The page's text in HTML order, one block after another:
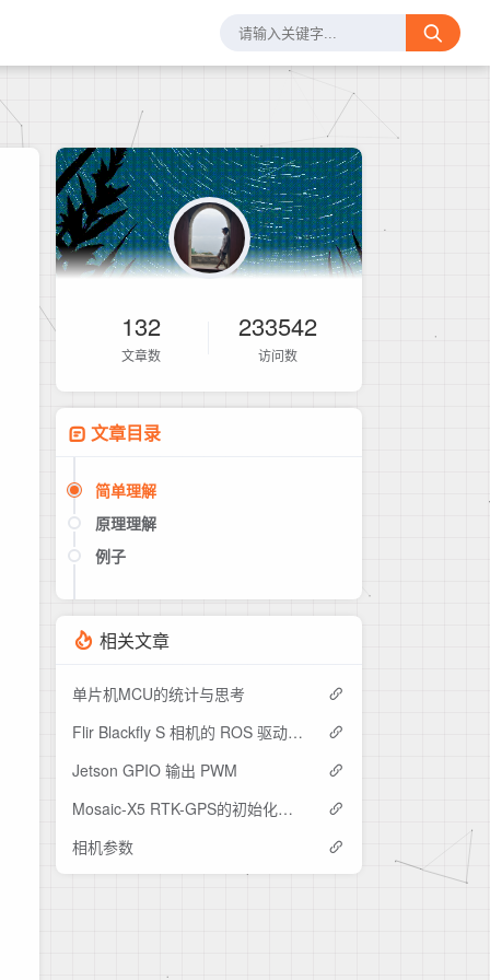
132
文章数
233542
访问数
文章目录
简单理解
原理理解
例子
相关文章
单片机MCU的统计与思考
Flir Blackfly S 相机的 ROS 驱动安装
Jetson GPIO 输出 PWM
Mosaic-X5 RTK-GPS的初始化与设置，以及ROS包安装
相机参数